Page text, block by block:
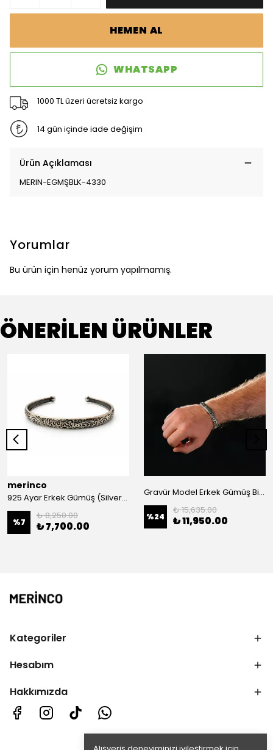
HEMEN AL
WHATSAPP
1000 TL üzeri ücretsiz kargo
14 gün içinde iade değişim
Ürün Açıklaması
MERIN-EGMŞBLK-4330
Yorumlar
Bu ürün için henüz yorum yapılmamış.
ÖNERİLEN ÜRÜNLER
merinco
925 Ayar Erkek Gümüş (Silver) Bileklik
%7
₺ 8,250.00
₺ 7,700.00
Gravür Model Erkek Gümüş Bileklik
%24
₺ 15,635.00
₺ 11,950.00
Kategoriler
Hesabım
Hakkımızda